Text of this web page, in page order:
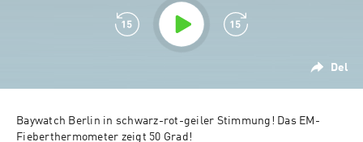
Del
Baywatch Berlin in schwarz-rot-geiler Stimmung! Das EM-
Fieberthermometer zeigt 50 Grad!